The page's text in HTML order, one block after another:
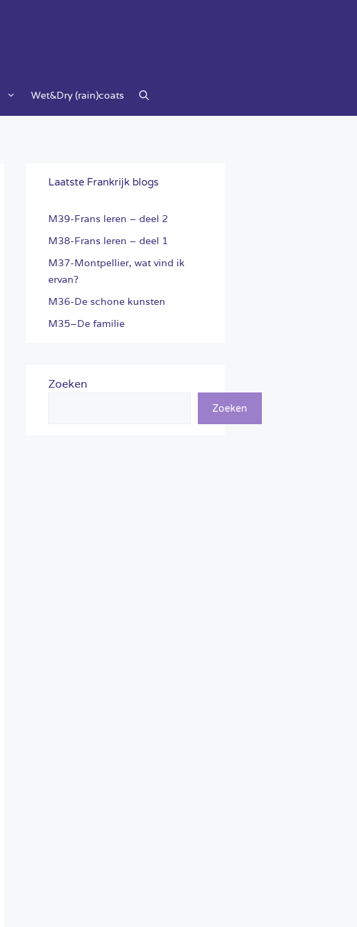
Wet&Dry (rain)coats
Laatste Frankrijk blogs
M39-Frans leren – deel 2
M38-Frans leren – deel 1
M37-Montpellier, wat vind ik
ervan?
M36-De schone kunsten
M35–De familie
Zoeken
Zoeken